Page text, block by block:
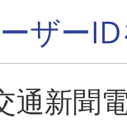
ザー
通新聞